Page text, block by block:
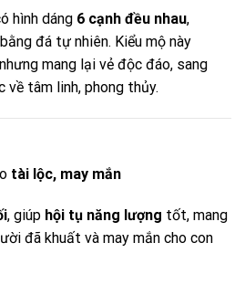
hình dáng 6 cạnh đều nhau,
đá tự nhiên. Kiểu mộ này
mang lại vẻ độc đáo, sang
về tâm linh, phong thủy.
tài lộc, may mắn
, giúp hội tụ năng lượng tốt, mang
đã khuất và may mắn cho con